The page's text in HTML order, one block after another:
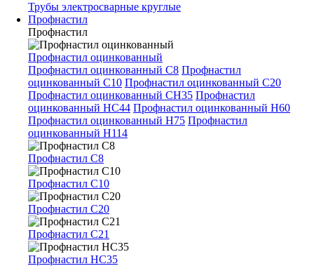
Трубы электросварные круглые
Профнастил
Профнастил
Профнастил оцинкованный
Профнастил оцинкованный С8 Профнастил
оцинкованный С10 Профнастил оцинкованный С20
Профнастил оцинкованный СН35 Профнастил
оцинкованный НС44 Профнастил оцинкованный Н60
Профнастил оцинкованный Н75 Профнастил
оцинкованный Н114
Профнастил С8
Профнастил С10
Профнастил С20
Профнастил С21
Профнастил НС35